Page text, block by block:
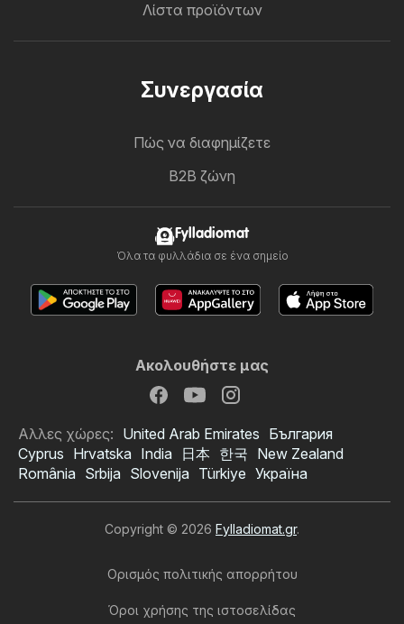
Λίστα προϊόντων
Συνεργασία
Πώς να διαφημίζετε
B2B ζώνη
Fylladiomat
Όλα τα φυλλάδια σε ένα σημείο
Ακολουθήστε μας
Αλλες χώρες: United Arab Emirates България
Cyprus Hrvatska India 日本 한국 New Zealand
România Srbija Slovenija Türkiye Україна
Copyright © 2026 Fylladiomat.gr.
Ορισμός πολιτικής απορρήτου
Όροι χρήσης της ιστοσελίδας